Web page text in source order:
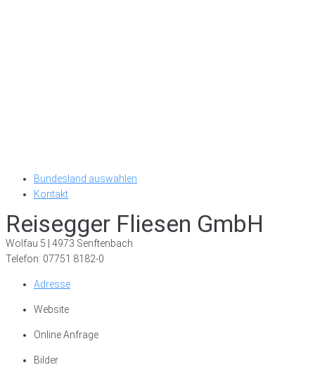
Bundesland auswählen
Kontakt
Reisegger Fliesen GmbH
Wolfau 5 | 4973 Senftenbach
Telefon: 07751 8182-0
Adresse
Website
Online Anfrage
Bilder